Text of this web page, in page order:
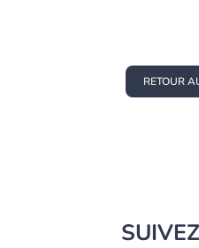
RETOUR